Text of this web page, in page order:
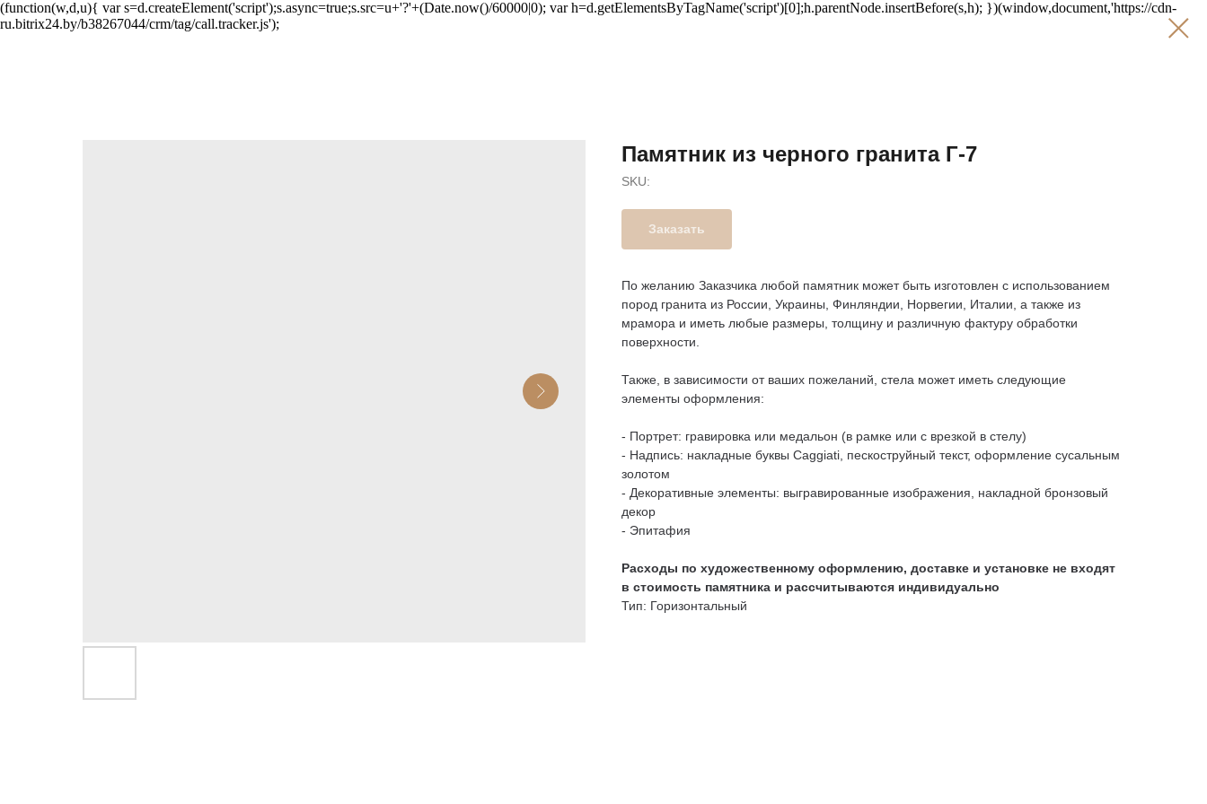
(function(w,d,u){ var s=d.createElement('script');s.async=true;s.src=u+'?'+(Date.now()/60000|0); var h=d.getElementsByTagName('script')[0];h.parentNode.insertBefore(s,h); })(window,document,'https://cdn-
ru.bitrix24.by/b38267044/crm/tag/call.tracker.js');
Памятник из черного гранита Г-7
SKU:
Заказать
По желанию Заказчика любой памятник может быть изготовлен с использованием
пород гранита из России, Украины, Финляндии, Норвегии, Италии, а также из
мрамора и иметь любые размеры, толщину и различную фактуру обработки
поверхности.
Также, в зависимости от ваших пожеланий, стела может иметь следующие
элементы оформления:
- Портрет: гравировка или медальон (в рамке или с врезкой в стелу)
- Надпись: накладные буквы Caggiati, пескоструйный текст, оформление сусальным
золотом
- Декоративные элементы: выгравированные изображения, накладной бронзовый
декор
- Эпитафия
Расходы по художественному оформлению, доставке и установке не входят
в стоимость памятника и рассчитываются индивидуально
Тип: Горизонтальный